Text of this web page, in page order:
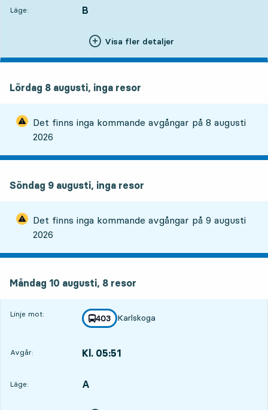
Läge:
LÄGE, B
,
Visa fler detaljer
Lördag 8 augusti, inga resor
Det finns inga kommande avgångar på8 augusti
2026
Söndag 9 augusti, inga resor
Det finns inga kommande avgångar på9 augusti
2026
Måndag 10 augusti, 8 resor
Linje mot: linje
403
mot
Karlskoga
,
Avgår: Kl. 05:51
Läge:
LÄGE, A
,